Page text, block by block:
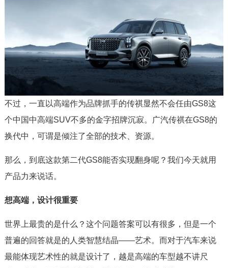
不过，一直以高端作为品牌抓手的传祺显然不会任由GS8这
个中国中高端SUV不多的金字招牌沉寂。广汽传祺在GS8的
换代中，可谓是倾注了全部的技术、资源。
那么，到底这款第二代GS8能否实现翻身呢？我们今天就用
产品力来说话。
想高端，设计很重要
世界上最贵的是什么？这个问题答案可以有很多，但是一个
普遍的回答就是的人类智慧结晶——艺术。而对于汽车来说
最能体现艺术性的就是设计了，越是高端的车型越不讲尺